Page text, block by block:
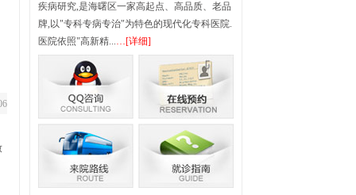
疾病研究,是海曙区一家高起点、高品质、老品
牌,以"专科专病专治"为特色的现代化专科医院.
医院依照"高新精...…[详细]